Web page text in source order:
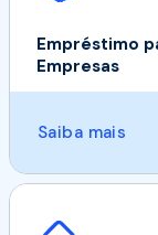
Empréstimo
Empresas
Saiba mais